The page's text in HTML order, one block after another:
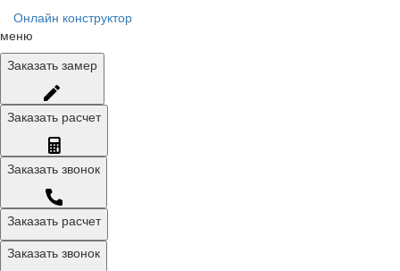
Онлайн конструктор
меню
Заказать замер
Заказать расчет
Заказать звонок
Заказать расчет
Заказать звонок